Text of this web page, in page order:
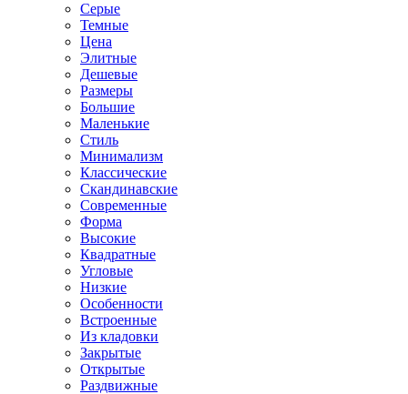
Серые
Темные
Цена
Элитные
Дешевые
Размеры
Большие
Маленькие
Стиль
Минимализм
Классические
Скандинавские
Современные
Форма
Высокие
Квадратные
Угловые
Низкие
Особенности
Встроенные
Из кладовки
Закрытые
Открытые
Раздвижные